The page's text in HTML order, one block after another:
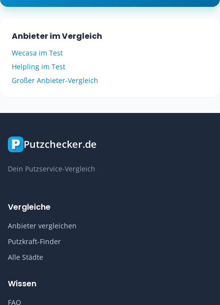
Anbieter im Vergleich
Wecasa im Test
Helpling im Test
Großer Anbieter-Vergleich
Putzchecker.de
Dein Putzservice-Vergleich
Vergleiche
Anbieter vergleichen
Putzkraft-Finder
Alle Städte
Wissen
FAQ